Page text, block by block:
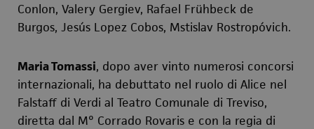
Conlon, Valery Gergiev, Rafael Frühbeck de
Burgos, Jesús Lopez Cobos, Mstislav Rostropóvich.
Maria Tomassi, dopo aver vinto numerosi concorsi
internazionali, ha debuttato nel ruolo di Alice nel
Falstaff di Verdi al Teatro Comunale di Treviso,
diretta dal M° Corrado Rovaris e con la regia di